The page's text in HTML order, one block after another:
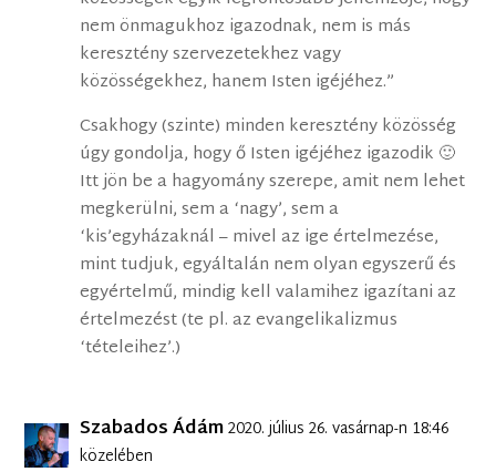
nem önmagukhoz igazodnak, nem is más
keresztény szervezetekhez vagy
közösségekhez, hanem Isten igéjéhez.”
Csakhogy (szinte) minden keresztény közösség
úgy gondolja, hogy ő Isten igéjéhez igazodik 🙂
Itt jön be a hagyomány szerepe, amit nem lehet
megkerülni, sem a ‘nagy’, sem a
‘kis’egyházaknál – mivel az ige értelmezése,
mint tudjuk, egyáltalán nem olyan egyszerű és
egyértelmű, mindig kell valamihez igazítani az
értelmezést (te pl. az evangelikalizmus
‘tételeihez’.)
Szabados Ádám2020. július 26. vasárnap-n 18:46
közelében